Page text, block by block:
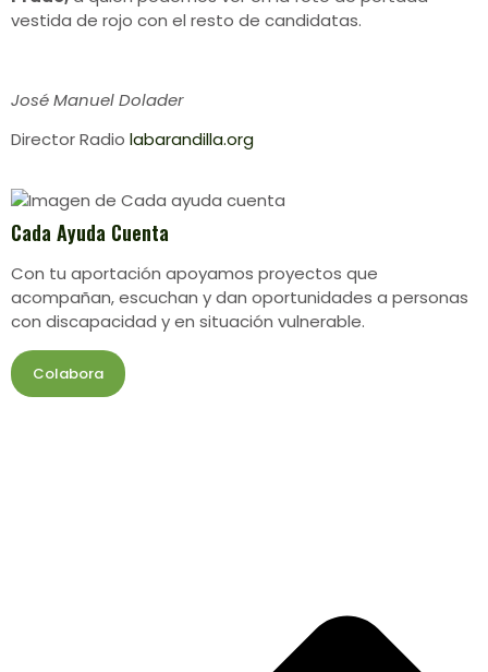
vestida de rojo con el resto de candidatas.
José Manuel Dolader
Director Radio labarandilla.org
Cada Ayuda Cuenta
Con tu aportación apoyamos proyectos que
acompañan, escuchan y dan oportunidades a personas
con discapacidad y en situación vulnerable.
Colabora